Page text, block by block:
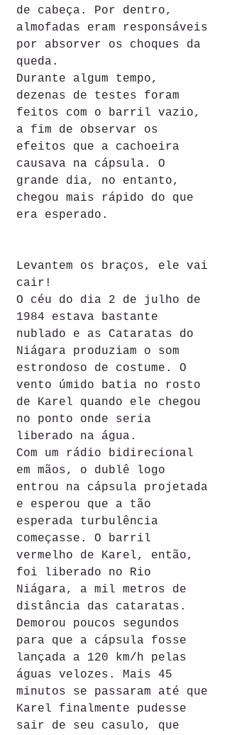
de cabeça. Por dentro,
almofadas eram responsáveis
por absorver os choques da
queda.
Durante algum tempo,
dezenas de testes foram
feitos com o barril vazio,
a fim de observar os
efeitos que a cachoeira
causava na cápsula. O
grande dia, no entanto,
chegou mais rápido do que
era esperado.
Levantem os braços, ele vai
cair!
O céu do dia 2 de julho de
1984 estava bastante
nublado e as Cataratas do
Niágara produziam o som
estrondoso de costume. O
vento úmido batia no rosto
de Karel quando ele chegou
no ponto onde seria
liberado na água.
Com um rádio bidirecional
em mãos, o dublê logo
entrou na cápsula projetada
e esperou que a tão
esperada turbulência
começasse. O barril
vermelho de Karel, então,
foi liberado no Rio
Niágara, a mil metros de
distância das cataratas.
Demorou poucos segundos
para que a cápsula fosse
lançada a 120 km/h pelas
águas velozes. Mais 45
minutos se passaram até que
Karel finalmente pudesse
sair de seu casulo, que